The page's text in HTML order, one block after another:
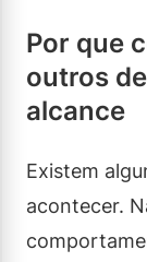
Por que
outros
alcance
Existem
acontecer.